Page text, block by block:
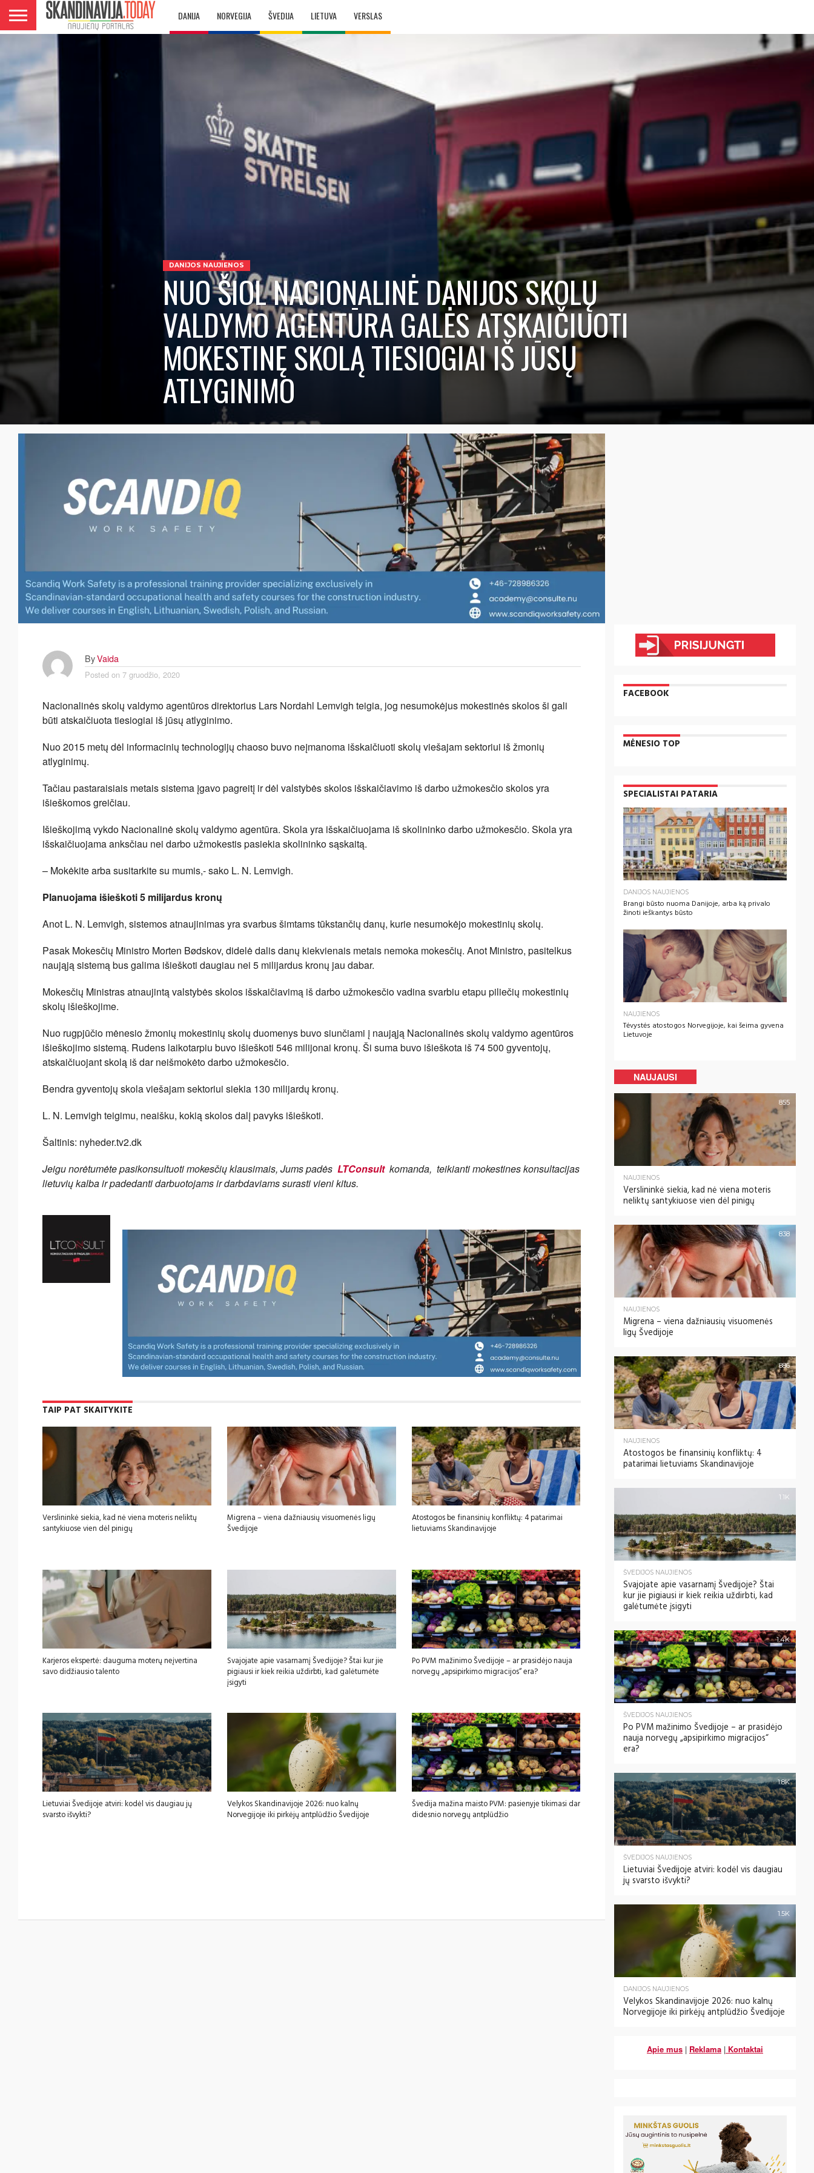
DANIJA NORVEGIJA ŠVEDIJA LIETUVA VERSLAS
DANIJOS NAUJIENOS
NUO ŠIOL NACIONALINĖ DANIJOS SKOLŲ
VALDYMO AGENTŪRA GALĖS ATSKAIČIUOTI
MOKESTINĘ SKOLĄ TIESIOGIAI IŠ JŪSŲ
ATLYGINIMO
ByVaida
Posted on 7 gruodžio, 2020
Nacionalinės skolų valdymo agentūros direktorius Lars Nordahl Lemvigh teigia, jog nesumokėjus mokestinės skolos ši gali
būti atskaičiuota tiesiogiai iš jūsų atlyginimo.
Nuo 2015 metų dėl informacinių technologijų chaoso buvo neįmanoma išskaičiuoti skolų viešajam sektoriui iš žmonių
atlyginimų.
Tačiau pastaraisiais metais sistema įgavo pagreitį ir dėl valstybės skolos išskaičiavimo iš darbo užmokesčio skolos yra
išieškomos greičiau.
Išieškojimą vykdo Nacionalinė skolų valdymo agentūra. Skola yra išskaičiuojama iš skolininko darbo užmokesčio. Skola yra
išskaičiuojama anksčiau nei darbo užmokestis pasiekia skolininko sąskaitą.
– Mokėkite arba susitarkite su mumis,- sako L. N. Lemvigh.
Planuojama išieškoti 5 milijardus kronų
Anot L. N. Lemvigh, sistemos atnaujinimas yra svarbus šimtams tūkstančių danų, kurie nesumokėjo mokestinių skolų.
Pasak Mokesčių Ministro Morten Bødskov, didelė dalis danų kiekvienais metais nemoka mokesčių. Anot Ministro, pasitelkus
naująją sistemą bus galima išieškoti daugiau nei 5 milijardus kronų jau dabar.
Mokesčių Ministras atnaujintą valstybės skolos išskaičiavimą iš darbo užmokesčio vadina svarbiu etapu piliečių mokestinių
skolų išieškojime.
Nuo rugpjūčio mėnesio žmonių mokestinių skolų duomenys buvo siunčiami į naująją Nacionalinės skolų valdymo agentūros
išieškojimo sistemą. Rudens laikotarpiu buvo išieškoti 546 milijonai kronų. Ši suma buvo išieškota iš 74 500 gyventojų,
atskaičiuojant skolą iš dar neišmokėto darbo užmokesčio.
Bendra gyventojų skola viešajam sektoriui siekia 130 milijardų kronų.
L. N. Lemvigh teigimu, neaišku, kokią skolos dalį pavyks išieškoti.
Šaltinis: nyheder.tv2.dk
Jeigu norėtumėte pasikonsultuoti mokesčių klausimais, Jums padės LTConsult komanda, teikianti mokestines konsultacijas
lietuvių kalbair padedanti darbuotojams ir darbdaviams surasti vieni kitus.
TAIP PAT SKAITYKITE
Verslininkė siekia, kad nė viena moteris neliktų
santykiuose vien dėl pinigų
Migrena – viena dažniausių visuomenės ligų
Švedijoje
Atostogos be finansinių konfliktų: 4 patarimai
lietuviams Skandinavijoje
Karjeros ekspertė: dauguma moterų neįvertina
savo didžiausio talento
Svajojate apie vasarnamį Švedijoje? Štai kur jie
pigiausi ir kiek reikia uždirbti, kad galėtumėte
įsigyti
Po PVM mažinimo Švedijoje – ar prasidėjo nauja
norvegų „apsipirkimo migracijos“ era?
Lietuviai Švedijoje atviri: kodėl vis daugiau jų
svarsto išvykti?
Velykos Skandinavijoje 2026: nuo kalnų
Norvegijoje iki pirkėjų antplūdžio Švedijoje
Švedija mažina maisto PVM: pasienyje tikimasi dar
didesnio norvegų antplūdžio
FACEBOOK
MĖNESIO TOP
SPECIALISTAI PATARIA
DANIJOS NAUJIENOS
Brangi būsto nuoma Danijoje, arba ką privalo
žinoti ieškantys būsto
NAUJIENOS
Tėvystės atostogos Norvegijoje, kai šeima gyvena
Lietuvoje
NAUJAUSI
855
NAUJIENOS
Verslininkė siekia, kad nė viena moteris
neliktų santykiuose vien dėl pinigų
838
NAUJIENOS
Migrena – viena dažniausių visuomenės
ligų Švedijoje
886
NAUJIENOS
Atostogos be finansinių konfliktų: 4
patarimai lietuviams Skandinavijoje
1.1K
ŠVEDIJOS NAUJIENOS
Svajojate apie vasarnamį Švedijoje? Štai
kur jie pigiausi ir kiek reikia uždirbti, kad
galėtumėte įsigyti
1.4K
ŠVEDIJOS NAUJIENOS
Po PVM mažinimo Švedijoje – ar prasidėjo
nauja norvegų „apsipirkimo migracijos“
era?
1.8K
ŠVEDIJOS NAUJIENOS
Lietuviai Švedijoje atviri: kodėl vis daugiau
jų svarsto išvykti?
1.5K
DANIJOS NAUJIENOS
Velykos Skandinavijoje 2026: nuo kalnų
Norvegijoje iki pirkėjų antplūdžio Švedijoje
Apie mus | Reklama | Kontaktai